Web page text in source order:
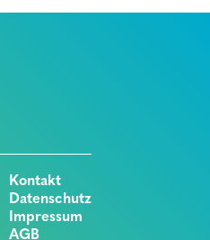
Kontakt
Datenschutz
Impressum
AGB